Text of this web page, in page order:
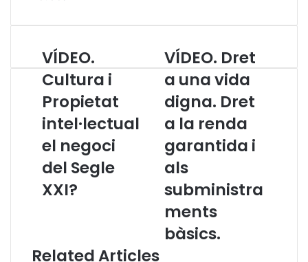
V
Í
D
E
C
u
l
t
u
P
VÍDEO.
Cultura i
Propietat
intel·lectual
el negoci
del Segle
XXI?
V
Í
D
E
.
D
r
e
a
u
n
a
VÍDEO. Dret
a una vida
digna. Dret
a la renda
garantida i
als
subministra
ments
bàsics.
Related Articles